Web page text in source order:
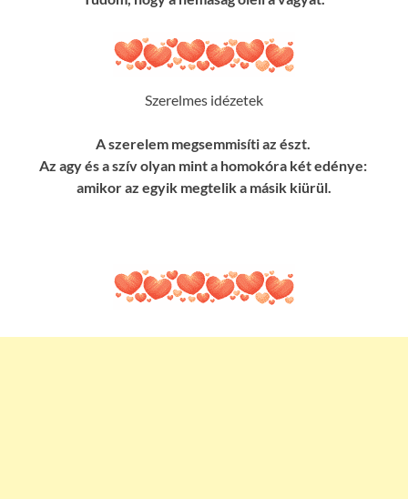
Szerelmes idézetek
A szerelem megsemmisíti az észt.
Az agy és a szív olyan mint a homokóra két edénye:
amikor az egyik megtelik a másik kiürül.